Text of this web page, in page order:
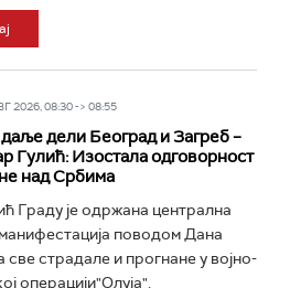
2026, 08:30 -> 08:55
дели Београд и Загреб –
Гулић: Изостала одговорност
над Србима
Граду је одржана централна
поводом Дана
све страдале и прогнане у војно-
операцији"Олуја".